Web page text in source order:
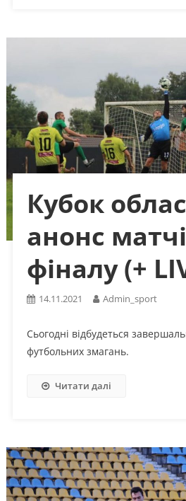
Кубок
анонс
фіналу (+
14.11.2021 Admin_sport
Сьогодні відбудеться
футбольних змагань.
Читати далі